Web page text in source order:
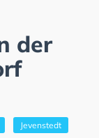
der
Jevenstedt